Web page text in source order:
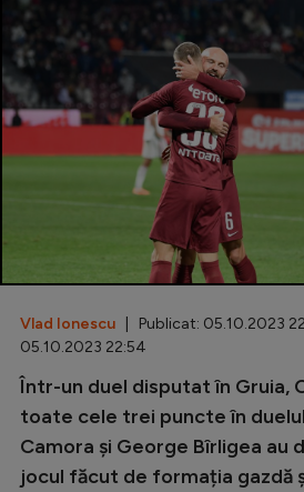
Echipa Națională
U21
Fotbal feminin
Special
Diverse
Inedit
Clasamente
Champions League
Europa League
Conference League
Vlad Ionescu | Publicat: 05.10.2023
05.10.2023 22:54
Într-un duel disputat în Gruia,
toate cele trei puncte în
Camora și George Bîrligea au
jocul făcut de formația gazdă